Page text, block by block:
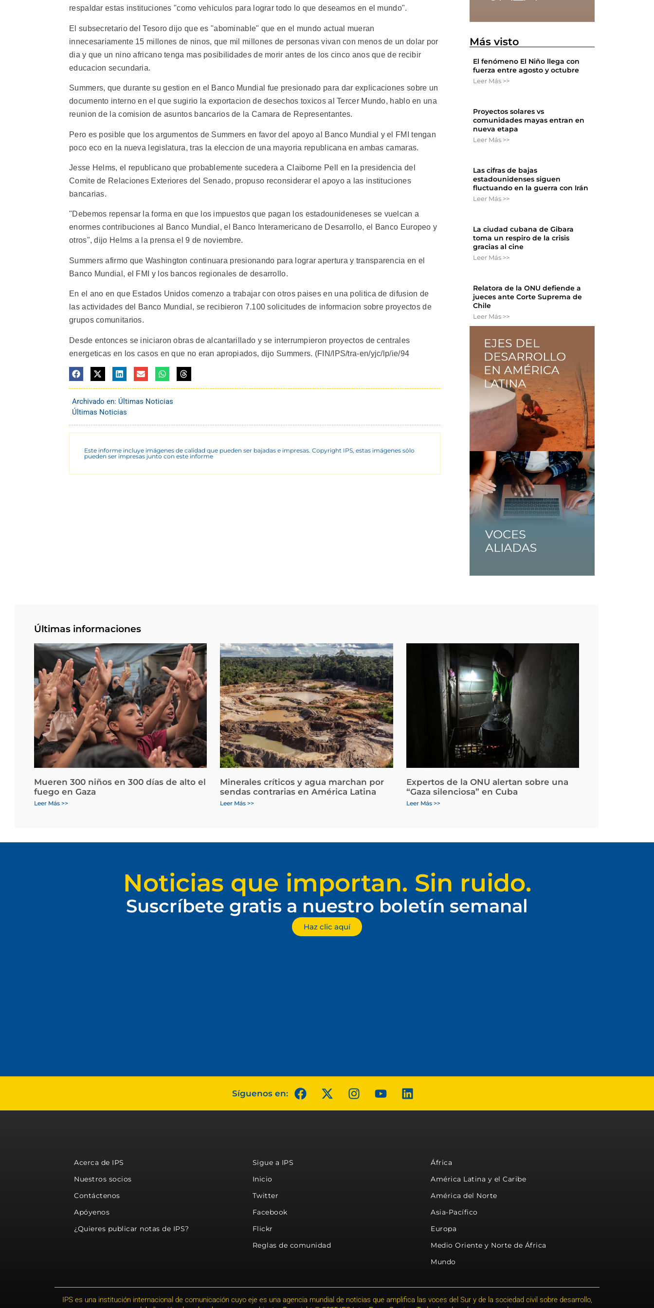
respaldar estas instituciones "como vehiculos para lograr todo lo que deseamos en el mundo".
El subsecretario del Tesoro dijo que es "abominable" que en el mundo actual mueran
innecesariamente 15 millones de ninos, que mil millones de personas vivan con menos de un dolar por
dia y que un nino africano tenga mas posibilidades de morir antes de los cinco anos que de recibir
educacion secundaria.
Summers, que durante su gestion en el Banco Mundial fue presionado para dar explicaciones sobre un
documento interno en el que sugirio la exportacion de desechos toxicos al Tercer Mundo, hablo en una
reunion de la comision de asuntos bancarios de la Camara de Representantes.
Pero es posible que los argumentos de Summers en favor del apoyo al Banco Mundial y el FMI tengan
poco eco en la nueva legislatura, tras la eleccion de una mayoria republicana en ambas camaras.
Jesse Helms, el republicano que probablemente sucedera a Claiborne Pell en la presidencia del
Comite de Relaciones Exteriores del Senado, propuso reconsiderar el apoyo a las instituciones
bancarias.
"Debemos repensar la forma en que los impuestos que pagan los estadounideneses se vuelcan a
enormes contribuciones al Banco Mundial, el Banco Interamericano de Desarrollo, el Banco Europeo y
otros", dijo Helms a la prensa el 9 de noviembre.
Summers afirmo que Washington continuara presionando para lograr apertura y transparencia en el
Banco Mundial, el FMI y los bancos regionales de desarrollo.
En el ano en que Estados Unidos comenzo a trabajar con otros paises en una politica de difusion de
las actividades del Banco Mundial, se recibieron 7.100 solicitudes de informacion sobre proyectos de
grupos comunitarios.
Desde entonces se iniciaron obras de alcantarillado y se interrumpieron proyectos de centrales
energeticas en los casos en que no eran apropiados, dijo Summers. (FIN/IPS/tra-en/yjc/lp/ie/94
Archivado en: Últimas Noticias
Últimas Noticias
Este informe incluye imágenes de calidad que pueden ser bajadas e impresas. Copyright IPS, estas imágenes sólo
pueden ser impresas junto con este informe
Más visto
El fenómeno El Niño llega con
fuerza entre agosto y octubre
Leer Más >>
Proyectos solares vs
comunidades mayas entran en
nueva etapa
Leer Más >>
Las cifras de bajas
estadounidenses siguen
fluctuando en la guerra con Irán
Leer Más >>
La ciudad cubana de Gibara
toma un respiro de la crisis
gracias al cine
Leer Más >>
Relatora de la ONU defiende a
jueces ante Corte Suprema de
Chile
Leer Más >>
Últimas informaciones
Mueren 300 niños en 300 días de alto el
fuego en Gaza
Leer Más >>
Minerales críticos y agua marchan por
sendas contrarias en América Latina
Leer Más >>
Expertos de la ONU alertan sobre una
“Gaza silenciosa” en Cuba
Leer Más >>
Noticias que importan. Sin ruido.
Suscríbete gratis a nuestro boletín semanal
Haz clic aquí
Síguenos en:
Acerca de IPS
Nuestros socios
Contáctenos
Apóyenos
¿Quieres publicar notas de IPS?
Sigue a IPS
Inicio
Twitter
Facebook
Flickr
Reglas de comunidad
África
América Latina y el Caribe
América del Norte
Asia-Pacífico
Europa
Medio Oriente y Norte de África
Mundo
IPS es una institución internacional de comunicación cuyo eje es una agencia mundial de noticias que amplifica las voces del Sur y de la sociedad civil sobre desarrollo,